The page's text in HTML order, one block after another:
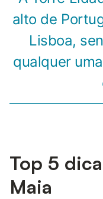
alto de
Lisboa,
qualquer
Top 5
Maia